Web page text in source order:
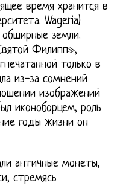
время хранится в
Wageria)
обширные земли.
Филипп»,
только в
из-за сомнений
изображений
иконоборцем, роль
годы жизни он
античные монеты,
стремясь